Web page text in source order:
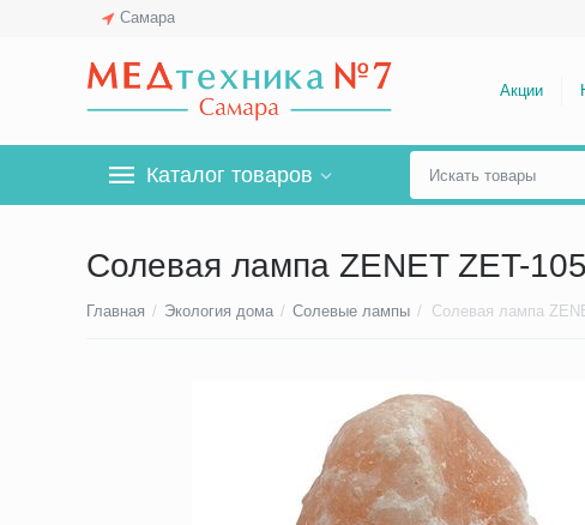
Самара
Акции
Каталог товаров
Солевая лампа ZENET ZET-
Главная / Экология дома / Солевые лампы / Солевая лампа